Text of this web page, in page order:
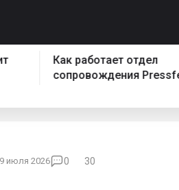
Как работает отдел
сопровождения Pressfeed
июля 2026 0 30